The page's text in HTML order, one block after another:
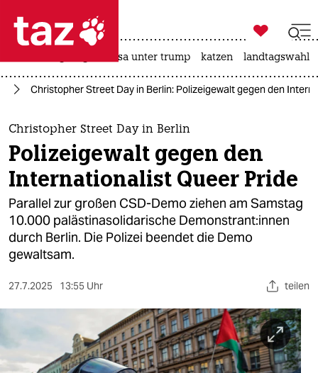
 taz zahl ich
taz zahl ich
themen
politik
öko
gesellschaft
kultur
sport
nord

taz zahl ich
usa unter trump katzen landtagswahl
Christopher Street Day in Berlin: Polizeigewalt gegen den
Christopher Street Day in Berlin
Polizeigewalt gegen den
Internationalist Queer Pride
Parallel zur großen CSD-Demo ziehen am Samstag
10.000 palästinasolidarische De­mons­tran­t:in­nen
durch Berlin. Die Polizei beendet die Demo
gewaltsam.
27.7.2025 13:55 Uhr teilen